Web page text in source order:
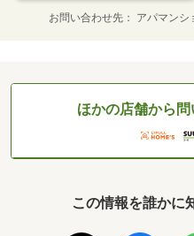
お問い合わせ先 アパマンシ
ほかの店舗から問
この情報を誰かに